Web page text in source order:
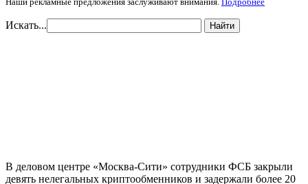
Искать... Найти
В деловом центре «Москва-Сити» сотрудники ФСБ закрыли
девять нелегальных криптообменников и задержали более 20